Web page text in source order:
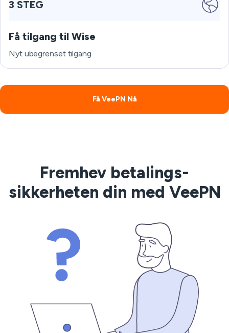
3 STEG
Få tilgang til Wise
Nyt ubegrenset tilgang
Få VeePN Nå
Fremhev betalings-
sikkerheten din med VeePN